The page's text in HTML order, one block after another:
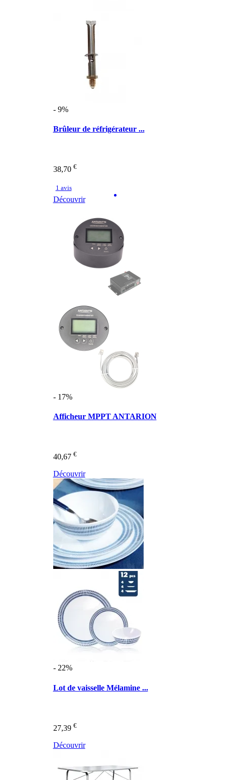
- 9%
Brûleur de réfrigérateur ...
38,70 €
1 avis
Découvrir
- 17%
Afficheur MPPT ANTARION
40,67 €
Découvrir
- 22%
Lot de vaisselle Mélamine ...
27,39 €
Découvrir